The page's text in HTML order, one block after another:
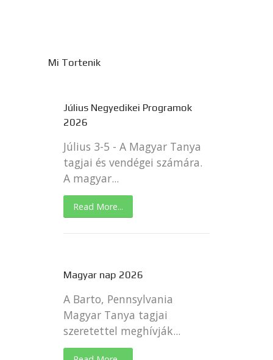
Mi Tortenik
Július Negyedikei Programok
2026
Július 3-5 - A Magyar Tanya
tagjai és vendégei számára.
A magyar...
Read More...
Magyar nap 2026
A Barto, Pennsylvania
Magyar Tanya tagjai
szeretettel meghívják...